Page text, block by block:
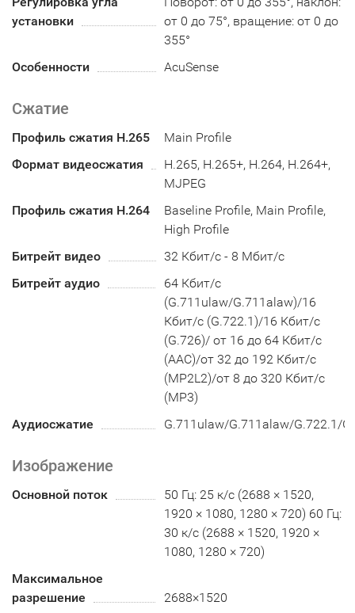
установки
от 0 до 75°, вращение: от 0 до
355°
Особенности
AcuSense
Сжатие
Профиль сжатия H.265
Main Profile
Формат видеосжатия
H.265, H.265+, H.264, H.264+,
MJPEG
Профиль сжатия H.264
Baseline Profile, Main Profile,
High Profile
Битрейт видео
32 Кбит/с - 8 Мбит/с
Битрейт аудио
64 Кбит/с
(G.711ulaw/G.711alaw)/16
Кбит/с (G.722.1)/16 Кбит/с
(G.726)/ от 16 до 64 Кбит/с
(AAC)/от 32 до 192 Кбит/с
(MP2L2)/от 8 до 320 Кбит/с
(MP3)
Аудиосжатие
G.711ulaw/G.711alaw/G.722.1/
Изображение
Основной поток
50 Гц: 25 к/с (2688 × 1520,
1920 × 1080, 1280 × 720) 60 Гц:
30 к/с (2688 × 1520, 1920 ×
1080, 1280 × 720)
Максимальное
разрешение
2688×1520